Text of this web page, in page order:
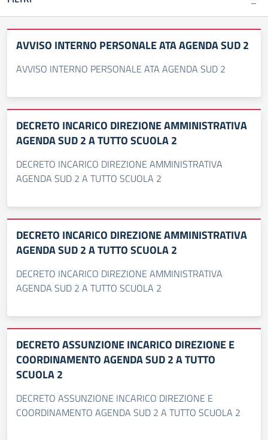
AVVISO INTERNO PERSONALE ATA AGENDA SUD 2
AVVISO INTERNO PERSONALE ATA AGENDA SUD 2
DECRETO INCARICO DIREZIONE AMMINISTRATIVA
AGENDA SUD 2 A TUTTO SCUOLA 2
DECRETO INCARICO DIREZIONE AMMINISTRATIVA
AGENDA SUD 2 A TUTTO SCUOLA 2
DECRETO INCARICO DIREZIONE AMMINISTRATIVA
AGENDA SUD 2 A TUTTO SCUOLA 2
DECRETO INCARICO DIREZIONE AMMINISTRATIVA
AGENDA SUD 2 A TUTTO SCUOLA 2
DECRETO ASSUNZIONE INCARICO DIREZIONE E
COORDINAMENTO AGENDA SUD 2 A TUTTO
SCUOLA 2
DECRETO ASSUNZIONE INCARICO DIREZIONE E
COORDINAMENTO AGENDA SUD 2 A TUTTO SCUOLA 2